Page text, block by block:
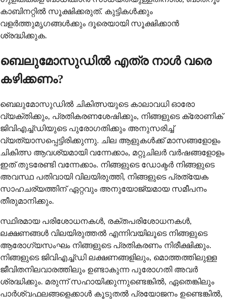
കാബിനറ്റിൽ സൂക്ഷിക്കരുത്. കുട്ടികൾക്കും
വളർത്തുമൃഗങ്ങൾക്കും ദൂരെയായി സൂക്ഷിക്കാൻ
ശ്രദ്ധിക്കുക.
ബെലുമോസുഡിൽ എത്ര നാൾ വരെ
കഴിക്കണം?
ബെലുമോസുഡിൽ ചികിത്സയുടെ കാലാവധി ഓരോ
വ്യക്തിക്കും, പ്രതികരണശേഷിക്കും, നിങ്ങളുടെ ക്രോണിക്
ജിവിഎച്ച്ഡിയുടെ പുരോഗതിക്കും അനുസരിച്ച്
വ്യത്യാസപ്പെട്ടിരിക്കുന്നു. ചില ആളുകൾക്ക് മാസങ്ങളോളം
ചികിത്സ ആവശ്യമായി വന്നേക്കാം, മറ്റുചിലർ വർഷങ്ങളോളം
ഇത് തുടരേണ്ടി വന്നേക്കാം. നിങ്ങളുടെ ഡോക്ടർ നിങ്ങളുടെ
അവസ്ഥ പതിവായി വിലയിരുത്തി, നിങ്ങളുടെ പ്രത്യേക
സാഹചര്യത്തിന് ഏറ്റവും അനുയോജ്യമായ സമീപനം
തീരുമാനിക്കും.
സ്ഥിരമായ പരിശോധനകൾ, രക്തപരിശോധനകൾ,
ലക്ഷണങ്ങൾ വിലയിരുത്തൽ എന്നിവയിലൂടെ നിങ്ങളുടെ
ആരോഗ്യസംഘം നിങ്ങളുടെ പ്രതികരണം നിരീക്ഷിക്കും.
നിങ്ങളുടെ ജിവിഎച്ച്ഡി ലക്ഷണങ്ങളിലും, മൊത്തത്തിലുള്ള
ജീവിതനിലവാരത്തിലും ഉണ്ടാകുന്ന പുരോഗതി അവർ
ശ്രദ്ധിക്കും. മരുന്ന് സഹായിക്കുന്നുണ്ടെങ്കിൽ, ഏതെങ്കിലും
പാർശ്വഫലങ്ങളെക്കാൾ കൂടുതൽ പ്രയോജനം ഉണ്ടെങ്കിൽ,